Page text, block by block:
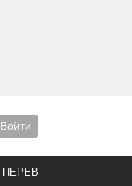
Войти
ПЕРЕВОДЫ